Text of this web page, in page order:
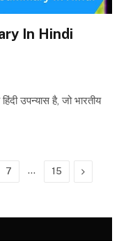
In Hindi
उपन्यास है, जो भारतीय
7 … 15 Next